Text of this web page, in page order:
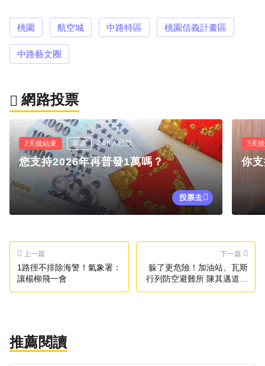
桃園 航空城 中路特區 桃園信義計畫區
中路藝文圈
網路投票
2天後結束 單選 2.8K人已投
您支持2026年再普發1萬嗎？
投票去
3天
你
上一篇
1路徑不排除海警！氣象署：
讓楊柳飛一會
下一篇
躲了更危險！加油站、瓦斯
行列防空避難所 陳其邁道歉
了
推薦閱讀